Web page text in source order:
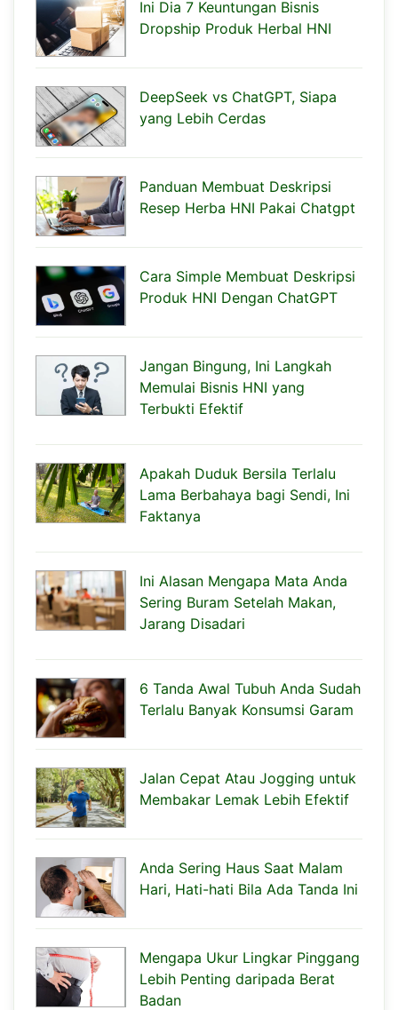
Ini Dia 7 Keuntungan Bisnis
Dropship Produk Herbal HNI
DeepSeek vs ChatGPT, Siapa
yang Lebih Cerdas
Panduan Membuat Deskripsi
Resep Herba HNI Pakai Chatgpt
Cara Simple Membuat Deskripsi
Produk HNI Dengan ChatGPT
Jangan Bingung, Ini Langkah
Memulai Bisnis HNI yang
Terbukti Efektif
Apakah Duduk Bersila Terlalu
Lama Berbahaya bagi Sendi, Ini
Faktanya
Ini Alasan Mengapa Mata Anda
Sering Buram Setelah Makan,
Jarang Disadari
6 Tanda Awal Tubuh Anda Sudah
Terlalu Banyak Konsumsi Garam
Jalan Cepat Atau Jogging untuk
Membakar Lemak Lebih Efektif
Anda Sering Haus Saat Malam
Hari, Hati-hati Bila Ada Tanda Ini
Mengapa Ukur Lingkar Pinggang
Lebih Penting daripada Berat
Badan